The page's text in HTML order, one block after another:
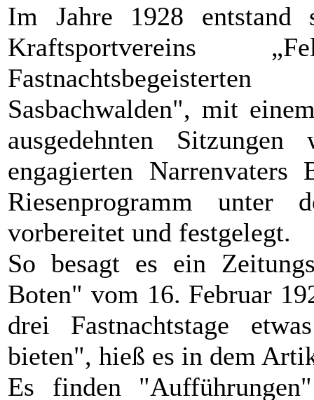
Im Jahre 1928 entstand
Kraftsportvereins
Sasbachwalden", mit
ausgedehnten
engagierten
Riesenprogramm
vorbereitet und festgelegt.
So besagt es ein
Boten" vom 16. Februar
drei Fastnachtstage
bieten", hieß es in dem
Es finden